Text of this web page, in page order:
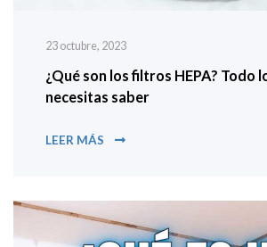
23 octubre, 2023
¿Qué son los filtros HEPA? Todo
necesitas saber
LEER MÁS ¿QUÉ SON LOS FILTROS